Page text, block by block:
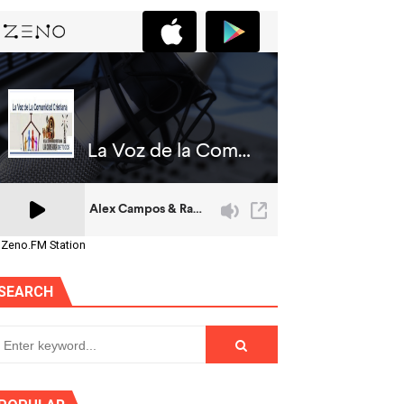
Station